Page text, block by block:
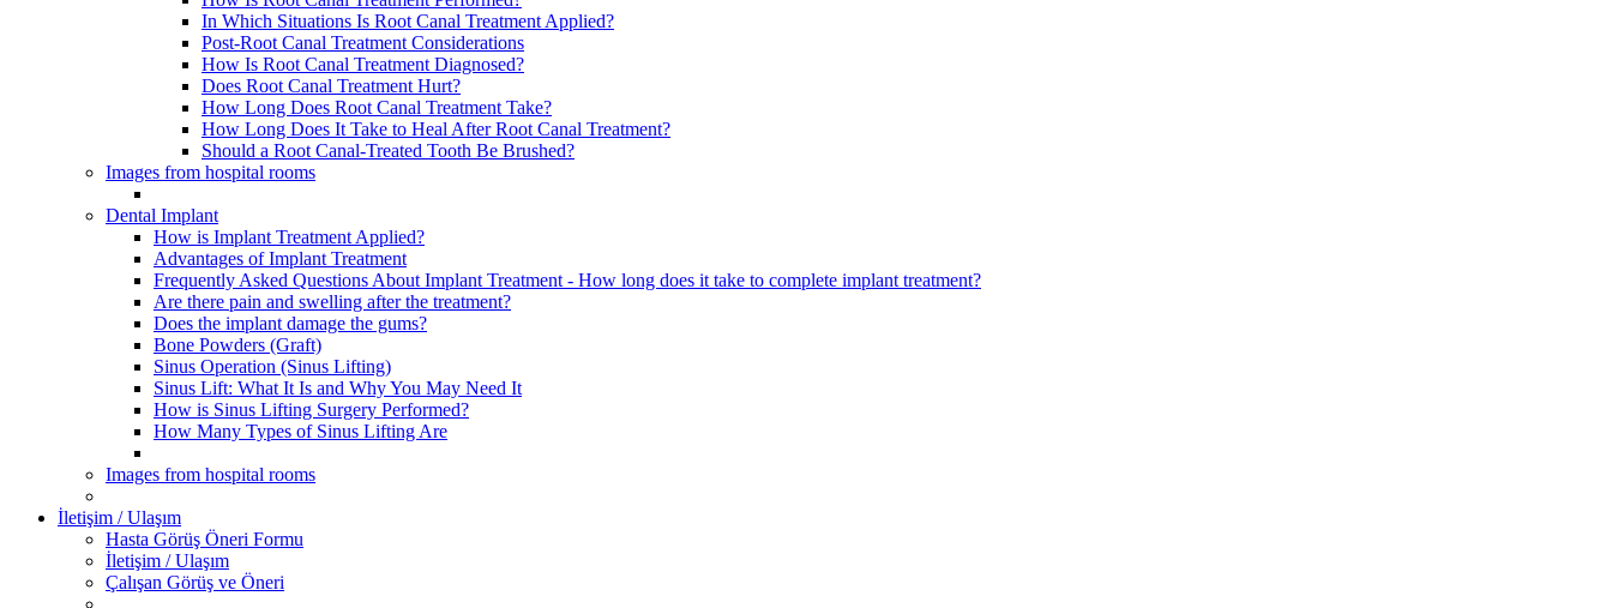
In Which Situations Is Root Canal Treatment Applied?
Post-Root Canal Treatment Considerations
How Is Root Canal Treatment Diagnosed?
Does Root Canal Treatment Hurt?
How Long Does Root Canal Treatment Take?
How Long Does It Take to Heal After Root Canal Treatment?
Should a Root Canal-Treated Tooth Be Brushed?
Images from hospital rooms
Dental Implant
How is Implant Treatment Applied?
Advantages of Implant Treatment
Frequently Asked Questions About Implant Treatment - How long does it take to complete implant treatment?
Are there pain and swelling after the treatment?
Does the implant damage the gums?
Bone Powders (Graft)
Sinus Operation (Sinus Lifting)
Sinus Lift: What It Is and Why You May Need It
How is Sinus Lifting Surgery Performed?
How Many Types of Sinus Lifting Are
Images from hospital rooms
İletişim / Ulaşım
Hasta Görüş Öneri Formu
İletişim / Ulaşım
Çalışan Görüş ve Öneri